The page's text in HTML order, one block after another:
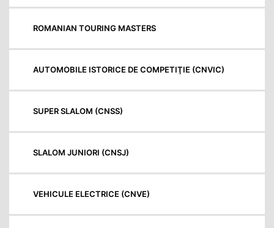
ROMANIAN TOURING MASTERS
AUTOMOBILE ISTORICE DE COMPETIŢIE (CNVIC)
SUPER SLALOM (CNSS)
SLALOM JUNIORI (CNSJ)
VEHICULE ELECTRICE (CNVE)